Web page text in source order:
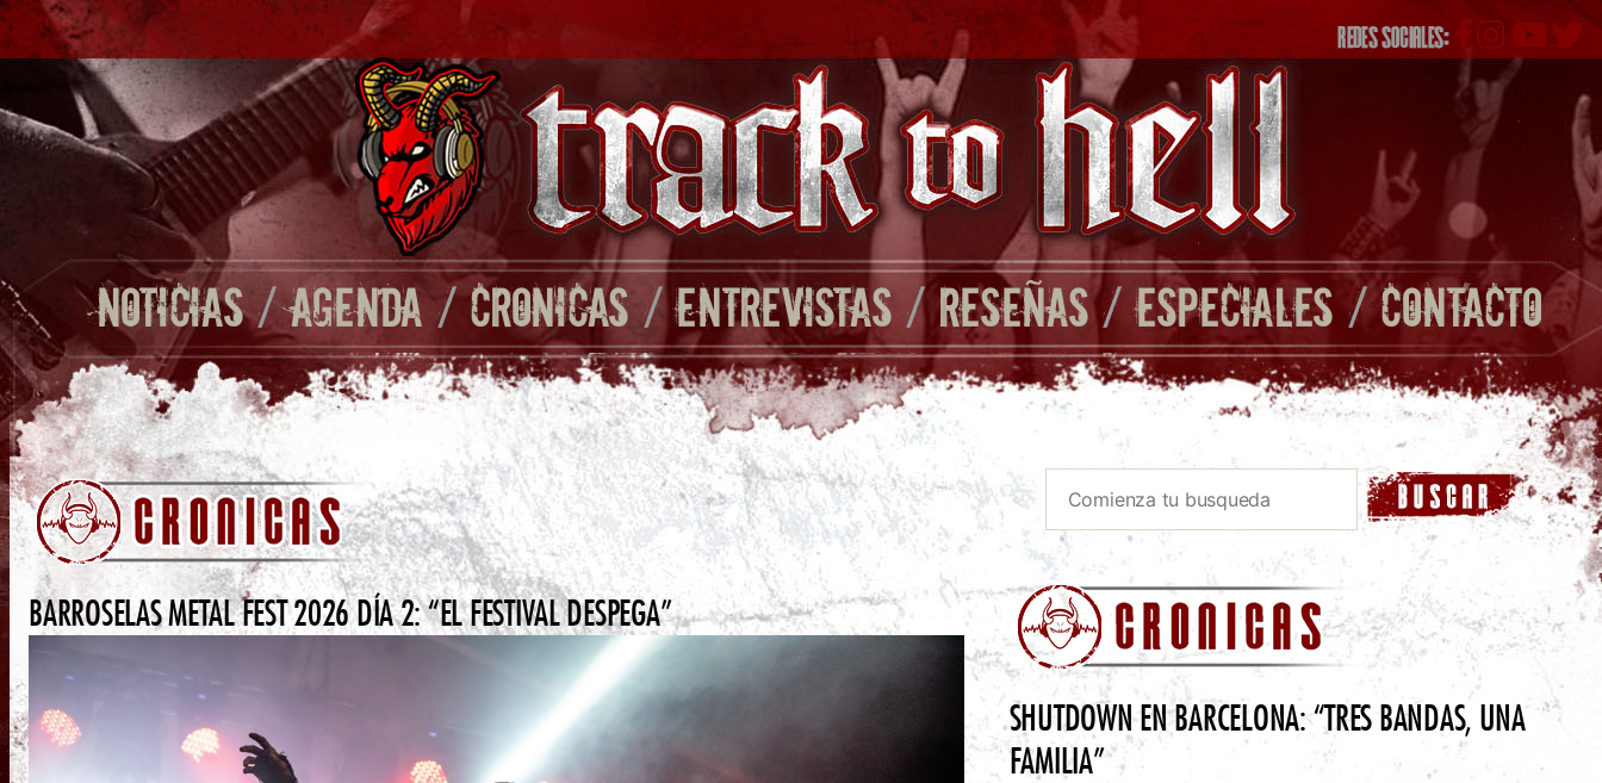
REDES SOCIALES:
NOTICIAS/AGENDA/CRONICAS/ENTREVISTAS /RESEÑAS/ESPECIALES /CONTACTO
BARROSELAS METAL FEST 2026 DÍA 2: “EL FESTIVAL DESPEGA”
SHUTDOWN EN BARCELONA: “TRES BANDAS, UNA
FAMILIA”